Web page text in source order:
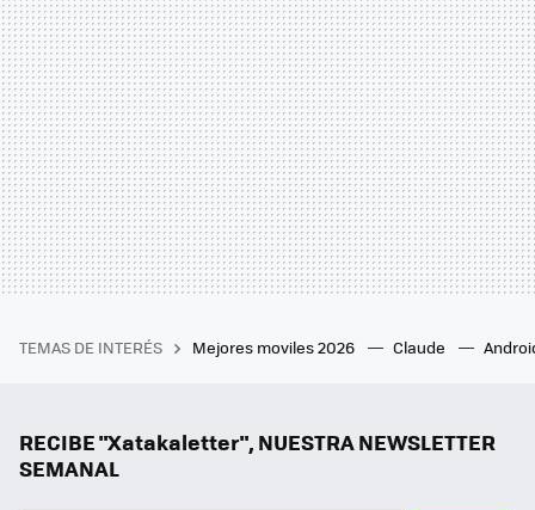
TEMAS DE INTERÉS Mejores moviles 2026 Claude
RECIBE "Xatakaletter", NUESTRA NEWSLETTER
SEMANAL